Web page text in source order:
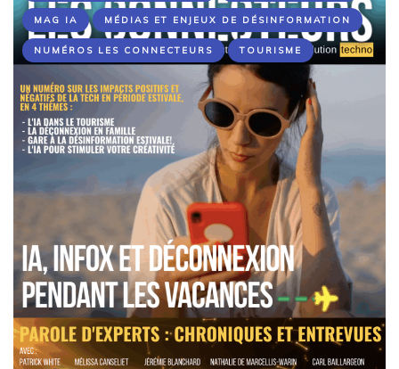
MAG IA MÉDIAS ET ENJEUX DE DÉSINFORMATION
NUMÉROS LES CONNECTEURS TOURISME